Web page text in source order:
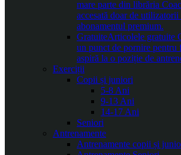
mare parte din librăria
accesată doar de
abonamentul premium.
GratuiteArticolele gratuite
un punct de pornire pentru
aspiră la o poziție de
Exerciții
Copii și juniori
5-8 Ani
9-13 Ani
14-17 Ani
Seniori
Antrenamente
Antrenamente copii și